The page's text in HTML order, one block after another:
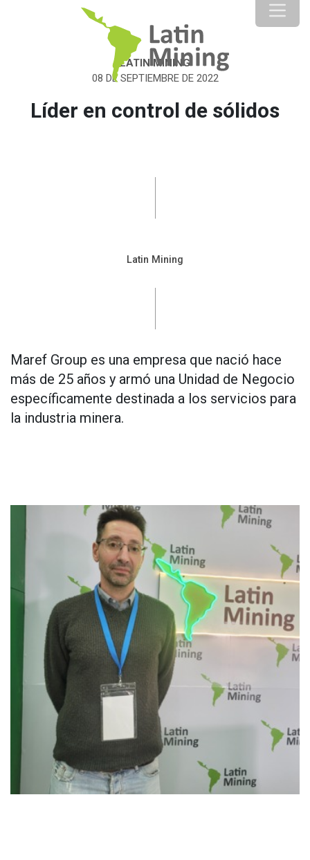
LATIN MINING
08 DE SEPTIEMBRE DE 2022
Líder en control de sólidos
Latin Mining
Maref Group es una empresa que nació hace
más de 25 años y armó una Unidad de Negocio
específicamente destinada a los servicios para
la industria minera.